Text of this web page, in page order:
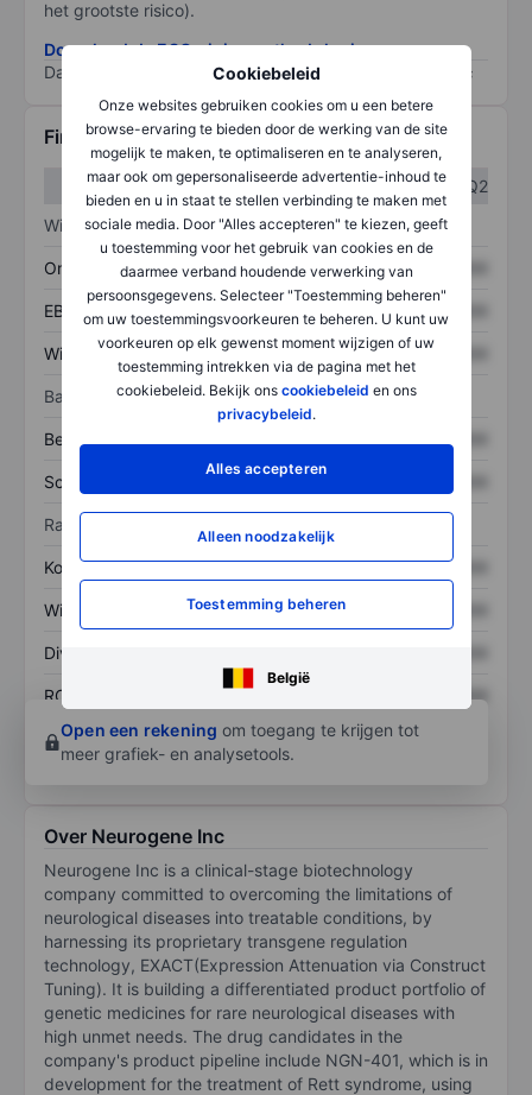
Cookiebeleid
Onze websites gebruiken cookies om u een betere
browse-ervaring te bieden door de werking van de site
mogelijk te maken, te optimaliseren en te analyseren,
maar ook om gepersonaliseerde advertentie-inhoud te
bieden en u in staat te stellen verbinding te maken met
sociale media. Door "Alles accepteren" te kiezen, geeft
u toestemming voor het gebruik van cookies en de
daarmee verband houdende verwerking van
persoonsgegevens. Selecteer "Toestemming beheren"
om uw toestemmingsvoorkeuren te beheren. U kunt uw
voorkeuren op elk gewenst moment wijzigen of uw
toestemming intrekken via de pagina met het
cookiebeleid. Bekijk ons cookiebeleid en ons
privacybeleid.
Alles accepteren
Alleen noodzakelijk
Toestemming beheren
België
het grootste risico).
Download de ESG-risicomethodologie
Data provided by
/
Financiële gegevens
Q1
Q2
Winst/verlies
Omzet XXXXXXX
EBITDA XXXXXXX XXXXXXX
Winst XXXXXXX XXXXXXX
Balans
Bezittingen
Schulden XXXXXXX
Ratio's
Koers/omzetratio XXXXXXX XXXXXXX
Winst per aandeel XXXXXXX
Dividend per aandeel
ROE
XXXXXXX
Open een rekening om toegang te krijgen tot
meer grafiek- en analysetools.
Over Neurogene Inc
Neurogene Inc is a clinical-stage biotechnology
company committed to overcoming the limitations of
neurological diseases into treatable conditions, by
harnessing its proprietary transgene regulation
technology, EXACT(Expression Attenuation via Construct
Tuning). It is building a differentiated product portfolio of
genetic medicines for rare neurological diseases with
high unmet needs. The drug candidates in the
company's product pipeline include NGN-401, which is in
development for the treatment of Rett syndrome, using